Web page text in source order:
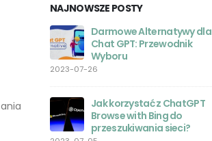
NAJNOWSZE POSTY
chodzi z
Darmowe Alternatywy dla
Chat GPT: Przewodnik
Wyboru
2023-07-26
Jak korzystać z ChatGPT
Browse with Bing do
przeszukiwania sieci?